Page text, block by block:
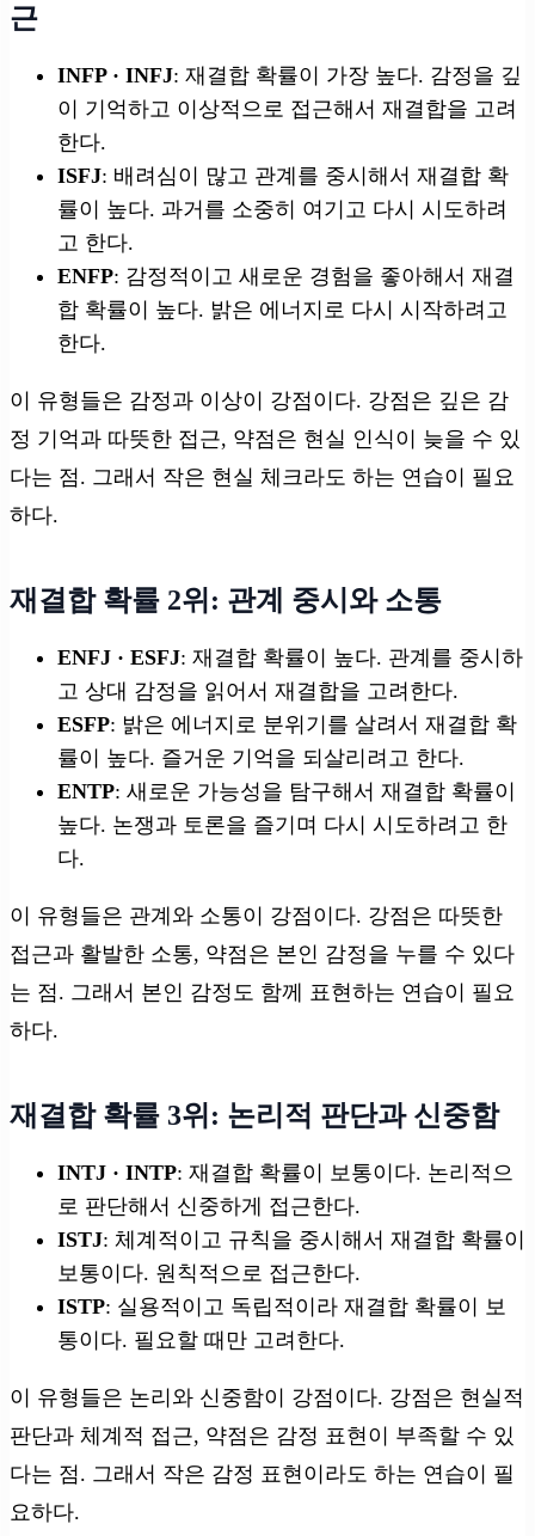
근
INFP · INFJ: 재결합 확률이 가장 높다. 감정을 깊
이 기억하고 이상적으로 접근해서 재결합을 고려
한다.
ISFJ: 배려심이 많고 관계를 중시해서 재결합 확
률이 높다. 과거를 소중히 여기고 다시 시도하려
고 한다.
ENFP: 감정적이고 새로운 경험을 좋아해서 재결
합 확률이 높다. 밝은 에너지로 다시 시작하려고
한다.
이 유형들은 감정과 이상이 강점이다. 강점은 깊은 감
정 기억과 따뜻한 접근, 약점은 현실 인식이 늦을 수 있
다는 점. 그래서 작은 현실 체크라도 하는 연습이 필요
하다.
재결합 확률 2위: 관계 중시와 소통
ENFJ · ESFJ: 재결합 확률이 높다. 관계를 중시하
고 상대 감정을 읽어서 재결합을 고려한다.
ESFP: 밝은 에너지로 분위기를 살려서 재결합 확
률이 높다. 즐거운 기억을 되살리려고 한다.
ENTP: 새로운 가능성을 탐구해서 재결합 확률이
높다. 논쟁과 토론을 즐기며 다시 시도하려고 한
다.
이 유형들은 관계와 소통이 강점이다. 강점은 따뜻한
접근과 활발한 소통, 약점은 본인 감정을 누를 수 있다
는 점. 그래서 본인 감정도 함께 표현하는 연습이 필요
하다.
재결합 확률 3위: 논리적 판단과 신중함
INTJ · INTP: 재결합 확률이 보통이다. 논리적으
로 판단해서 신중하게 접근한다.
ISTJ: 체계적이고 규칙을 중시해서 재결합 확률이
보통이다. 원칙적으로 접근한다.
ISTP: 실용적이고 독립적이라 재결합 확률이 보
통이다. 필요할 때만 고려한다.
이 유형들은 논리와 신중함이 강점이다. 강점은 현실적
판단과 체계적 접근, 약점은 감정 표현이 부족할 수 있
다는 점. 그래서 작은 감정 표현이라도 하는 연습이 필
요하다.